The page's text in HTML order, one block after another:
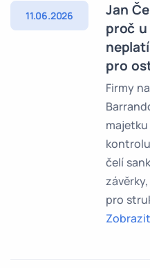
11.06.2026
Jan
proč
pro
Firmy
čelí
pro